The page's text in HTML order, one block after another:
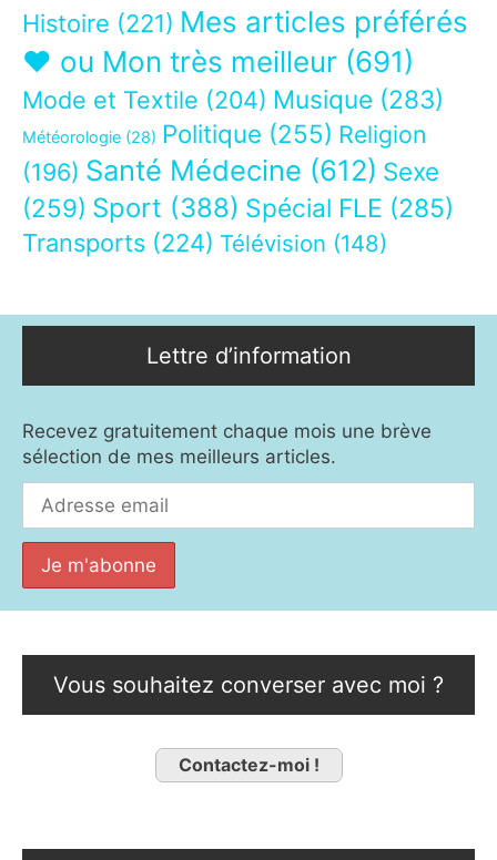
Histoire (221) Mes articles préférés
❤ ou Mon très meilleur (691)
Mode et Textile (204) Musique (283)
Météorologie (28) Politique (255) Religion
(196) Santé Médecine (612) Sexe
(259) Sport (388) Spécial FLE (285)
Transports (224) Télévision (148)
Lettre d’information
Recevez gratuitement chaque mois une brève
sélection de mes meilleurs articles.
Vous souhaitez converser avec moi ?
Contactez-moi !